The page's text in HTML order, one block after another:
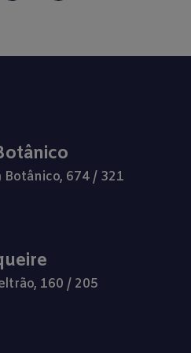
Botânico, 674 / 321
160 / 205